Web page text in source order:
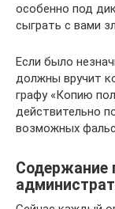
особенно под
сыграть с вами
Если было
должны вручит
графу «Копию
действительно
возможных
Содержание